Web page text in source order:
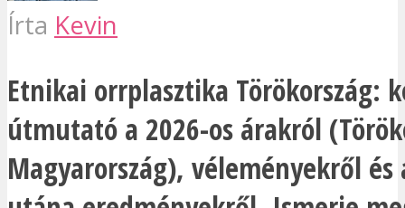
Írta Kevin
Etnikai orrplasztika Törökország:
útmutató a 2026-os árakról
Magyarország), véleményekről